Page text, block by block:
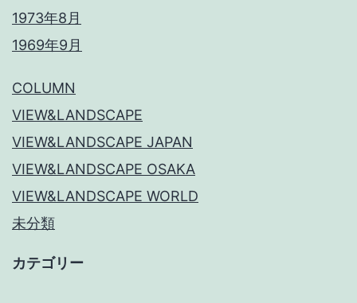
1973年8月
1969年9月
COLUMN
VIEW&LANDSCAPE
VIEW&LANDSCAPE JAPAN
VIEW&LANDSCAPE OSAKA
VIEW&LANDSCAPE WORLD
未分類
カテゴリー